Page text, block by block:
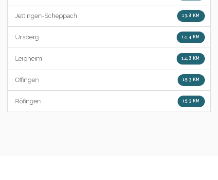
Jettingen-Scheppach 13.8 KM
Ursberg 14.4 KM
Leipheim 14.8 KM
Offingen 15.3 KM
Röfingen 15.3 KM